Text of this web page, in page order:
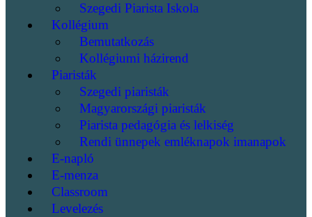
Szegedi Piarista Iskola
Kollégium
Bemutatkozás
Kollégiumi házirend
Piaristák
Szegedi piaristák
Magyarországi piaristák
Piarista pedagógia és lelkiség
Rendi ünnepek emléknapok imanapok
E-napló
E-menza
Classroom
Levelezés